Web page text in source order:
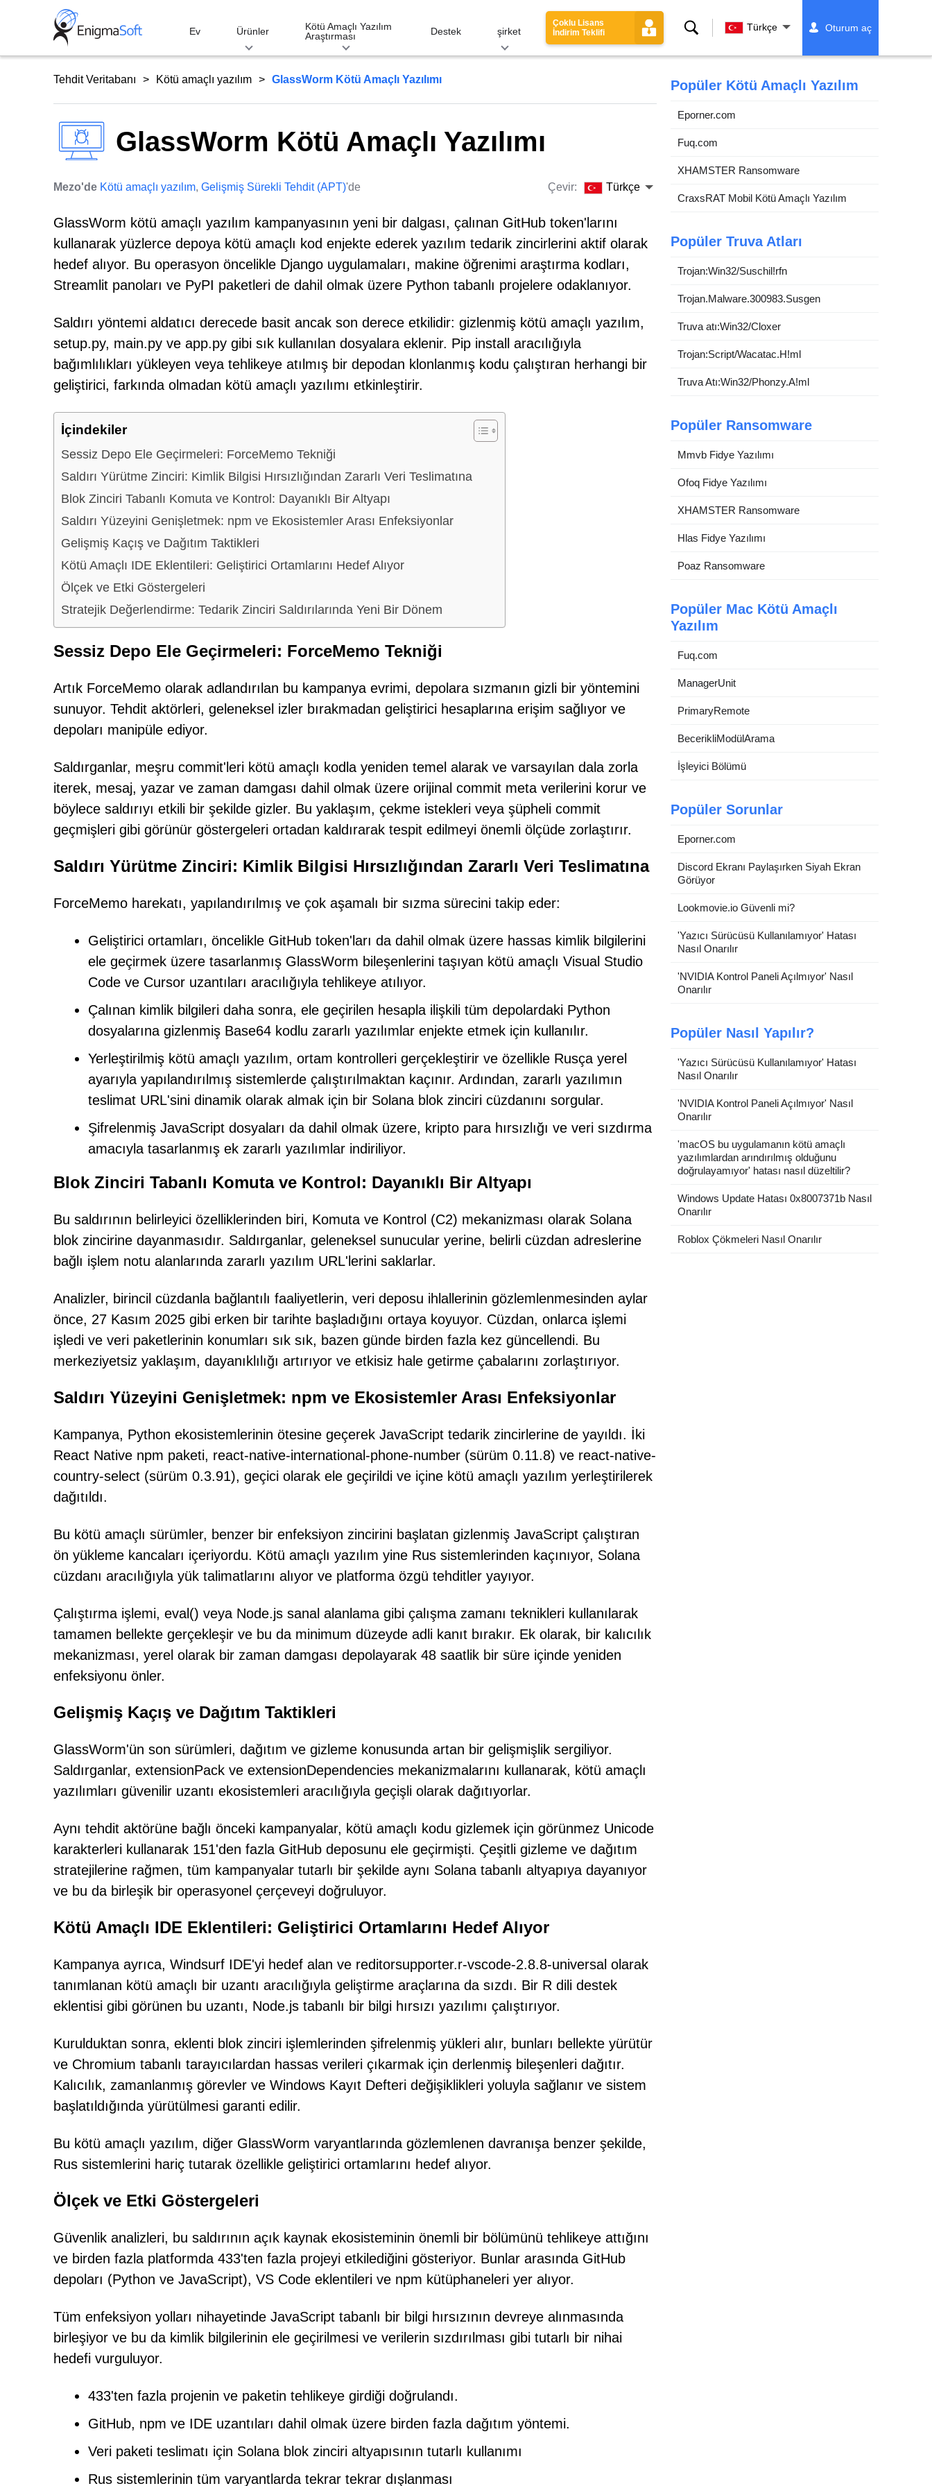
Ev Ürünler
Kötü Amaçlı Yazılım
Araştırması
Destek şirket
Çoklu Lisans
İndirim Teklifi
Ara Türkçe Oturum aç
Tehdit Veritabanı Kötü amaçlı yazılım GlassWorm Kötü Amaçlı Yazılımı
GlassWorm Kötü Amaçlı Yazılımı
Mezo'de Kötü amaçlı yazılım, Gelişmiş Sürekli Tehdit (APT)'de Çevir: Türkçe
GlassWorm kötü amaçlı yazılım kampanyasının yeni bir dalgası, çalınan GitHub token'larını
kullanarak yüzlerce depoya kötü amaçlı kod enjekte ederek yazılım tedarik zincirlerini aktif olarak
hedef alıyor. Bu operasyon öncelikle Django uygulamaları, makine öğrenimi araştırma kodları,
Streamlit panoları ve PyPI paketleri de dahil olmak üzere Python tabanlı projelere odaklanıyor.
Saldırı yöntemi aldatıcı derecede basit ancak son derece etkilidir: gizlenmiş kötü amaçlı yazılım,
setup.py, main.py ve app.py gibi sık kullanılan dosyalara eklenir. Pip install aracılığıyla
bağımlılıkları yükleyen veya tehlikeye atılmış bir depodan klonlanmış kodu çalıştıran herhangi bir
geliştirici, farkında olmadan kötü amaçlı yazılımı etkinleştirir.
İçindekiler
Sessiz Depo Ele Geçirmeleri: ForceMemo Tekniği
Saldırı Yürütme Zinciri: Kimlik Bilgisi Hırsızlığından Zararlı Veri Teslimatına
Blok Zinciri Tabanlı Komuta ve Kontrol: Dayanıklı Bir Altyapı
Saldırı Yüzeyini Genişletmek: npm ve Ekosistemler Arası Enfeksiyonlar
Gelişmiş Kaçış ve Dağıtım Taktikleri
Kötü Amaçlı IDE Eklentileri: Geliştirici Ortamlarını Hedef Alıyor
Ölçek ve Etki Göstergeleri
Stratejik Değerlendirme: Tedarik Zinciri Saldırılarında Yeni Bir Dönem
Sessiz Depo Ele Geçirmeleri: ForceMemo Tekniği
Artık ForceMemo olarak adlandırılan bu kampanya evrimi, depolara sızmanın gizli bir yöntemini
sunuyor. Tehdit aktörleri, geleneksel izler bırakmadan geliştirici hesaplarına erişim sağlıyor ve
depoları manipüle ediyor.
Saldırganlar, meşru commit'leri kötü amaçlı kodla yeniden temel alarak ve varsayılan dala zorla
iterek, mesaj, yazar ve zaman damgası dahil olmak üzere orijinal commit meta verilerini korur ve
böylece saldırıyı etkili bir şekilde gizler. Bu yaklaşım, çekme istekleri veya şüpheli commit
geçmişleri gibi görünür göstergeleri ortadan kaldırarak tespit edilmeyi önemli ölçüde zorlaştırır.
Saldırı Yürütme Zinciri: Kimlik Bilgisi Hırsızlığından Zararlı Veri Teslimatına
ForceMemo harekatı, yapılandırılmış ve çok aşamalı bir sızma sürecini takip eder:
Geliştirici ortamları, öncelikle GitHub token'ları da dahil olmak üzere hassas kimlik bilgilerini
ele geçirmek üzere tasarlanmış GlassWorm bileşenlerini taşıyan kötü amaçlı Visual Studio
Code ve Cursor uzantıları aracılığıyla tehlikeye atılıyor.
Çalınan kimlik bilgileri daha sonra, ele geçirilen hesapla ilişkili tüm depolardaki Python
dosyalarına gizlenmiş Base64 kodlu zararlı yazılımlar enjekte etmek için kullanılır.
Yerleştirilmiş kötü amaçlı yazılım, ortam kontrolleri gerçekleştirir ve özellikle Rusça yerel
ayarıyla yapılandırılmış sistemlerde çalıştırılmaktan kaçınır. Ardından, zararlı yazılımın
teslimat URL'sini dinamik olarak almak için bir Solana blok zinciri cüzdanını sorgular.
Şifrelenmiş JavaScript dosyaları da dahil olmak üzere, kripto para hırsızlığı ve veri sızdırma
amacıyla tasarlanmış ek zararlı yazılımlar indiriliyor.
Blok Zinciri Tabanlı Komuta ve Kontrol: Dayanıklı Bir Altyapı
Bu saldırının belirleyici özelliklerinden biri, Komuta ve Kontrol (C2) mekanizması olarak Solana
blok zincirine dayanmasıdır. Saldırganlar, geleneksel sunucular yerine, belirli cüzdan adreslerine
bağlı işlem notu alanlarında zararlı yazılım URL'lerini saklarlar.
Analizler, birincil cüzdanla bağlantılı faaliyetlerin, veri deposu ihlallerinin gözlemlenmesinden aylar
önce, 27 Kasım 2025 gibi erken bir tarihte başladığını ortaya koyuyor. Cüzdan, onlarca işlemi
işledi ve veri paketlerinin konumları sık sık, bazen günde birden fazla kez güncellendi. Bu
merkeziyetsiz yaklaşım, dayanıklılığı artırıyor ve etkisiz hale getirme çabalarını zorlaştırıyor.
Saldırı Yüzeyini Genişletmek: npm ve Ekosistemler Arası Enfeksiyonlar
Kampanya, Python ekosistemlerinin ötesine geçerek JavaScript tedarik zincirlerine de yayıldı. İki
React Native npm paketi, react-native-international-phone-number (sürüm 0.11.8) ve react-native-
country-select (sürüm 0.3.91), geçici olarak ele geçirildi ve içine kötü amaçlı yazılım yerleştirilerek
dağıtıldı.
Bu kötü amaçlı sürümler, benzer bir enfeksiyon zincirini başlatan gizlenmiş JavaScript çalıştıran
ön yükleme kancaları içeriyordu. Kötü amaçlı yazılım yine Rus sistemlerinden kaçınıyor, Solana
cüzdanı aracılığıyla yük talimatlarını alıyor ve platforma özgü tehditler yayıyor.
Çalıştırma işlemi, eval() veya Node.js sanal alanlama gibi çalışma zamanı teknikleri kullanılarak
tamamen bellekte gerçekleşir ve bu da minimum düzeyde adli kanıt bırakır. Ek olarak, bir kalıcılık
mekanizması, yerel olarak bir zaman damgası depolayarak 48 saatlik bir süre içinde yeniden
enfeksiyonu önler.
Gelişmiş Kaçış ve Dağıtım Taktikleri
GlassWorm'ün son sürümleri, dağıtım ve gizleme konusunda artan bir gelişmişlik sergiliyor.
Saldırganlar, extensionPack ve extensionDependencies mekanizmalarını kullanarak, kötü amaçlı
yazılımları güvenilir uzantı ekosistemleri aracılığıyla geçişli olarak dağıtıyorlar.
Aynı tehdit aktörüne bağlı önceki kampanyalar, kötü amaçlı kodu gizlemek için görünmez Unicode
karakterleri kullanarak 151'den fazla GitHub deposunu ele geçirmişti. Çeşitli gizleme ve dağıtım
stratejilerine rağmen, tüm kampanyalar tutarlı bir şekilde aynı Solana tabanlı altyapıya dayanıyor
ve bu da birleşik bir operasyonel çerçeveyi doğruluyor.
Kötü Amaçlı IDE Eklentileri: Geliştirici Ortamlarını Hedef Alıyor
Kampanya ayrıca, Windsurf IDE'yi hedef alan ve reditorsupporter.r-vscode-2.8.8-universal olarak
tanımlanan kötü amaçlı bir uzantı aracılığıyla geliştirme araçlarına da sızdı. Bir R dili destek
eklentisi gibi görünen bu uzantı, Node.js tabanlı bir bilgi hırsızı yazılımı çalıştırıyor.
Kurulduktan sonra, eklenti blok zinciri işlemlerinden şifrelenmiş yükleri alır, bunları bellekte yürütür
ve Chromium tabanlı tarayıcılardan hassas verileri çıkarmak için derlenmiş bileşenleri dağıtır.
Kalıcılık, zamanlanmış görevler ve Windows Kayıt Defteri değişiklikleri yoluyla sağlanır ve sistem
başlatıldığında yürütülmesi garanti edilir.
Bu kötü amaçlı yazılım, diğer GlassWorm varyantlarında gözlemlenen davranışa benzer şekilde,
Rus sistemlerini hariç tutarak özellikle geliştirici ortamlarını hedef alıyor.
Ölçek ve Etki Göstergeleri
Güvenlik analizleri, bu saldırının açık kaynak ekosisteminin önemli bir bölümünü tehlikeye attığını
ve birden fazla platformda 433'ten fazla projeyi etkilediğini gösteriyor. Bunlar arasında GitHub
depoları (Python ve JavaScript), VS Code eklentileri ve npm kütüphaneleri yer alıyor.
Tüm enfeksiyon yolları nihayetinde JavaScript tabanlı bir bilgi hırsızının devreye alınmasında
birleşiyor ve bu da kimlik bilgilerinin ele geçirilmesi ve verilerin sızdırılması gibi tutarlı bir nihai
hedefi vurguluyor.
433'ten fazla projenin ve paketin tehlikeye girdiği doğrulandı.
GitHub, npm ve IDE uzantıları dahil olmak üzere birden fazla dağıtım yöntemi.
Veri paketi teslimatı için Solana blok zinciri altyapısının tutarlı kullanımı
Rus sistemlerinin tüm varyantlarda tekrar tekrar dışlanması
Popüler Kötü Amaçlı Yazılım
Eporner.com
Fuq.com
XHAMSTER Ransomware
CraxsRAT Mobil Kötü Amaçlı Yazılım
Popüler Truva Atları
Trojan:Win32/Suschil!rfn
Trojan.Malware.300983.Susgen
Truva atı:Win32/Cloxer
Trojan:Script/Wacatac.H!ml
Truva Atı:Win32/Phonzy.A!ml
Popüler Ransomware
Mmvb Fidye Yazılımı
Ofoq Fidye Yazılımı
XHAMSTER Ransomware
Hlas Fidye Yazılımı
Poaz Ransomware
Popüler Mac Kötü Amaçlı
Yazılım
Fuq.com
ManagerUnit
PrimaryRemote
BecerikliModülArama
İşleyici Bölümü
Popüler Sorunlar
Eporner.com
Discord Ekranı Paylaşırken Siyah Ekran
Görüyor
Lookmovie.io Güvenli mi?
'Yazıcı Sürücüsü Kullanılamıyor' Hatası
Nasıl Onarılır
'NVIDIA Kontrol Paneli Açılmıyor' Nasıl
Onarılır
Popüler Nasıl Yapılır?
'Yazıcı Sürücüsü Kullanılamıyor' Hatası
Nasıl Onarılır
'NVIDIA Kontrol Paneli Açılmıyor' Nasıl
Onarılır
'macOS bu uygulamanın kötü amaçlı
yazılımlardan arındırılmış olduğunu
doğrulayamıyor' hatası nasıl düzeltilir?
Windows Update Hatası 0x8007371b Nasıl
Onarılır
Roblox Çökmeleri Nasıl Onarılır